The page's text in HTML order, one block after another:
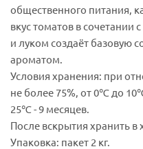
общественного питания,
вкус томатов в сочетании
и луком создаёт базовую
ароматом.
Условия хранения: при
не более 75%, от 0℃ до
25℃ - 9 месяцев.
После вскрытия хранить в
Упаковка: пакет 2 кг.